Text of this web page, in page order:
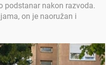
podstanar nakon razvoda.
on je naoružan i